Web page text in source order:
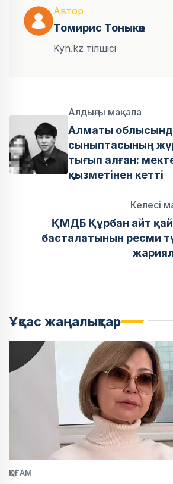
Автор
Томирис Тоныкөк
Kyn.kz тілшісі
Алдыңғы мақала
Алматы
сыныптасының
тығып алған:
қызметінен кетті
Келесі
ҚМДБ Құрбан айт қай
басталатынын ресми
Ұқсас жаңалықтар
ҚОҒАМ